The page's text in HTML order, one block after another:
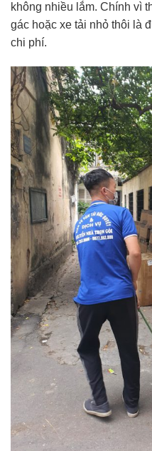
không nhiều lắm. Chính vì
gác hoặc xe tải nhỏ thôi là
chi phí.